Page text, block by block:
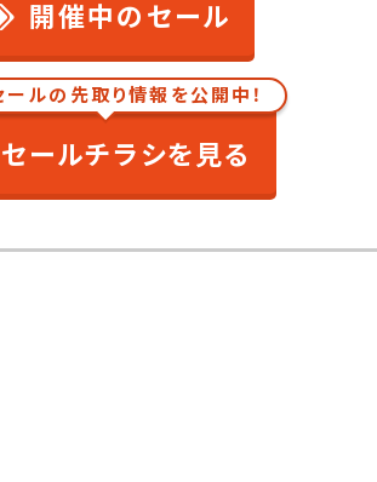
開催中のセール
ルの先取り情報を公開中！
セールチラシを見る